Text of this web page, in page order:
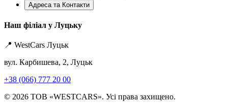
Адреса та Контакти
Наш філіал у Луцьку
📍 WestCars Луцьк
вул. Карбишева, 2, Луцьк
+38 (066) 777 20 00
© 2026 ТОВ «WESTCARS». Усі права захищено.